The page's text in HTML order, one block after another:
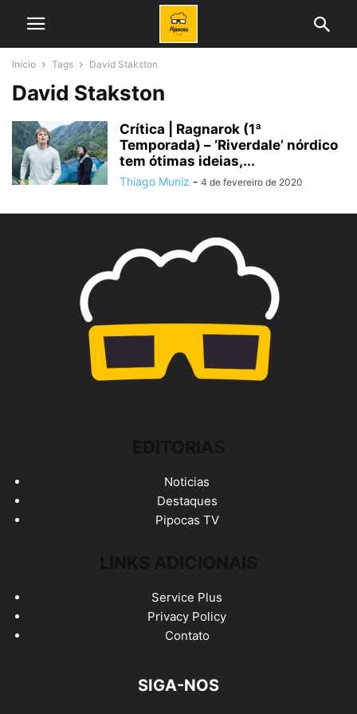
Início Tags David Stakston
David Stakston
Crítica | Ragnarok (1ª
Temporada) – ‘Riverdale’ nórdico
tem ótimas ideias,...
Thiago Muniz - 4 de fevereiro de 2020
Noticias
Destaques
Pipocas TV
Service Plus
Privacy Policy
Contato
SIGA-NOS